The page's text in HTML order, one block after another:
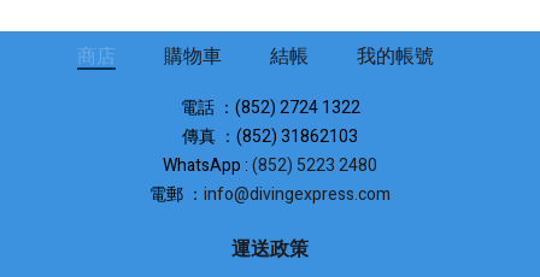
商店 購物車 結帳 我的帳號
電話 ：(852) 2724 1322
傳真 ：(852) 31862103
WhatsApp :(852) 5223 2480
電郵 ： info@divingexpress.com
運送政策